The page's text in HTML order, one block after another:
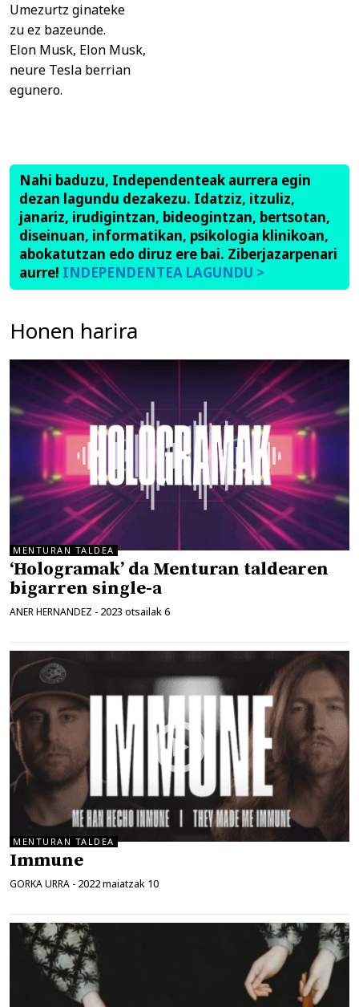
Umezurtz ginateke
zu ez bazeunde.
Elon Musk, Elon Musk,
neure Tesla berrian
egunero.
Nahi baduzu, Independenteak aurrera egin
dezan lagundu dezakezu. Idatziz, itzuliz,
janariz, irudigintzan, bideogintzan, bertsotan,
diseinuan, informatikan, psikologia klinikoan,
abokatutzan edo diruz ere bai. Ziberjazarpenari
aurre! INDEPENDENTEA LAGUNDU >
Honen harira
MENTURAN TALDEA
‘Hologramak’ da Menturan taldearen
bigarren single-a
ANER HERNANDEZ - 2023 otsailak 6
MENTURAN TALDEA
Immune
GORKA URRA - 2022 maiatzak 10